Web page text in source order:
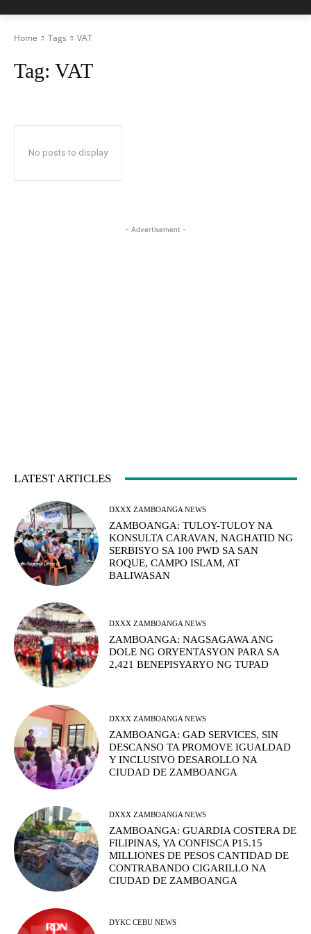
Home Tags VAT
Tag: VAT
No posts to display
- Advertisement -
LATEST ARTICLES
DXXX ZAMBOANGA NEWS
ZAMBOANGA: TULOY-TULOY NA
KONSULTA CARAVAN, NAGHATID NG
SERBISYO SA 100 PWD SA SAN
ROQUE, CAMPO ISLAM, AT
BALIWASAN
DXXX ZAMBOANGA NEWS
ZAMBOANGA: NAGSAGAWA ANG
DOLE NG ORYENTASYON PARA SA
2,421 BENEPISYARYO NG TUPAD
DXXX ZAMBOANGA NEWS
ZAMBOANGA: GAD SERVICES, SIN
DESCANSO TA PROMOVE IGUALDAD
Y INCLUSIVO DESAROLLO NA
CIUDAD DE ZAMBOANGA
DXXX ZAMBOANGA NEWS
ZAMBOANGA: GUARDIA COSTERA DE
FILIPINAS, YA CONFISCA P15.15
MILLIONES DE PESOS CANTIDAD DE
CONTRABANDO CIGARILLO NA
CIUDAD DE ZAMBOANGA
DYKC CEBU NEWS